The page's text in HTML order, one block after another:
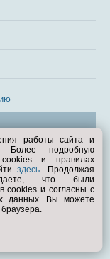
работы сайта и
Более подробную
и правилах
здесь. Продолжая
что были
cookies и согласны с
данных. Вы можете